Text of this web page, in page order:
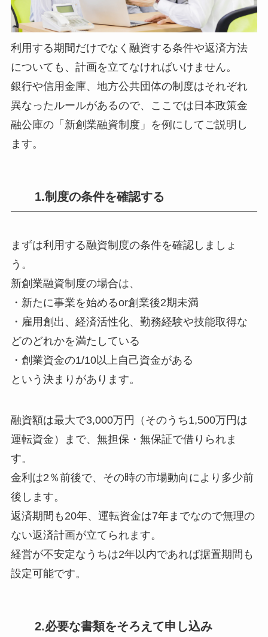
利用する期間だけでなく融資する条件や返済方法
についても、計画を立てなければいけません。
銀行や信用金庫、地方公共団体の制度はそれぞれ
異なったルールがあるので、ここでは日本政策金
融公庫の「新創業融資制度」を例にしてご説明し
ます。
1.制度の条件を確認する
まずは利用する融資制度の条件を確認しましょ
う。
新創業融資制度の場合は、
・新たに事業を始めるor創業後2期未満
・雇用創出、経済活性化、勤務経験や技能取得な
どのどれかを満たしている
・創業資金の1/10以上自己資金がある
という決まりがあります。
融資額は最大で3,000万円（そのうち1,500万円は
運転資金）まで、無担保・無保証で借りられま
す。
金利は2％前後で、その時の市場動向により多少前
後します。
返済期間も20年、運転資金は7年までなので無理の
ない返済計画が立てられます。
経営が不安定なうちは2年以内であれば据置期間も
設定可能です。
2.必要な書類をそろえて申し込み